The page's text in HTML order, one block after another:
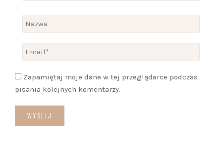
Zapamiętaj moje dane w tej przeglądarce podczas
pisania kolejnych komentarzy.